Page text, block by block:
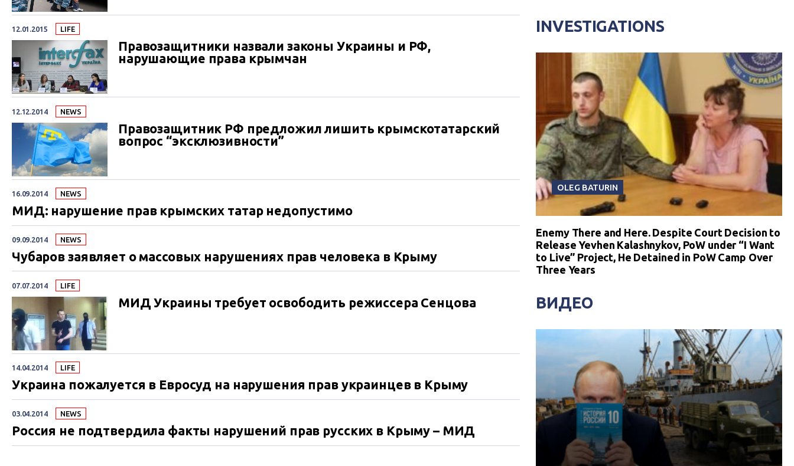
12.01.2015 LIFE
Правозащитники назвали законы Украины и РФ,
нарушающие права крымчан
12.12.2014 NEWS
Правозащитник РФ предложил лишить крымскотатарский
вопрос “эксклюзивности”
16.09.2014 NEWS
МИД: нарушение прав крымских татар недопустимо
09.09.2014 NEWS
Чубаров заявляет о массовых нарушениях прав человека в Крыму
07.07.2014 LIFE
МИД Украины требует освободить режиссера Сенцова
14.04.2014 LIFE
Украина пожалуется в Евросуд на нарушения прав украинцев в Крыму
03.04.2014 NEWS
Россия не подтвердила факты нарушений прав русских в Крыму – МИД
INVESTIGATIONS
OLEG BATURIN
Enemy There and Here. Despite Court Decision to
Release Yevhen Kalashnykov, PoW under “I Want
to Live” Project, He Detained in PoW Camp Over
Three Years
ВИДЕО